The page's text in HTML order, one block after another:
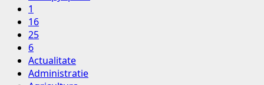
1
16
25
6
Actualitate
Administratie